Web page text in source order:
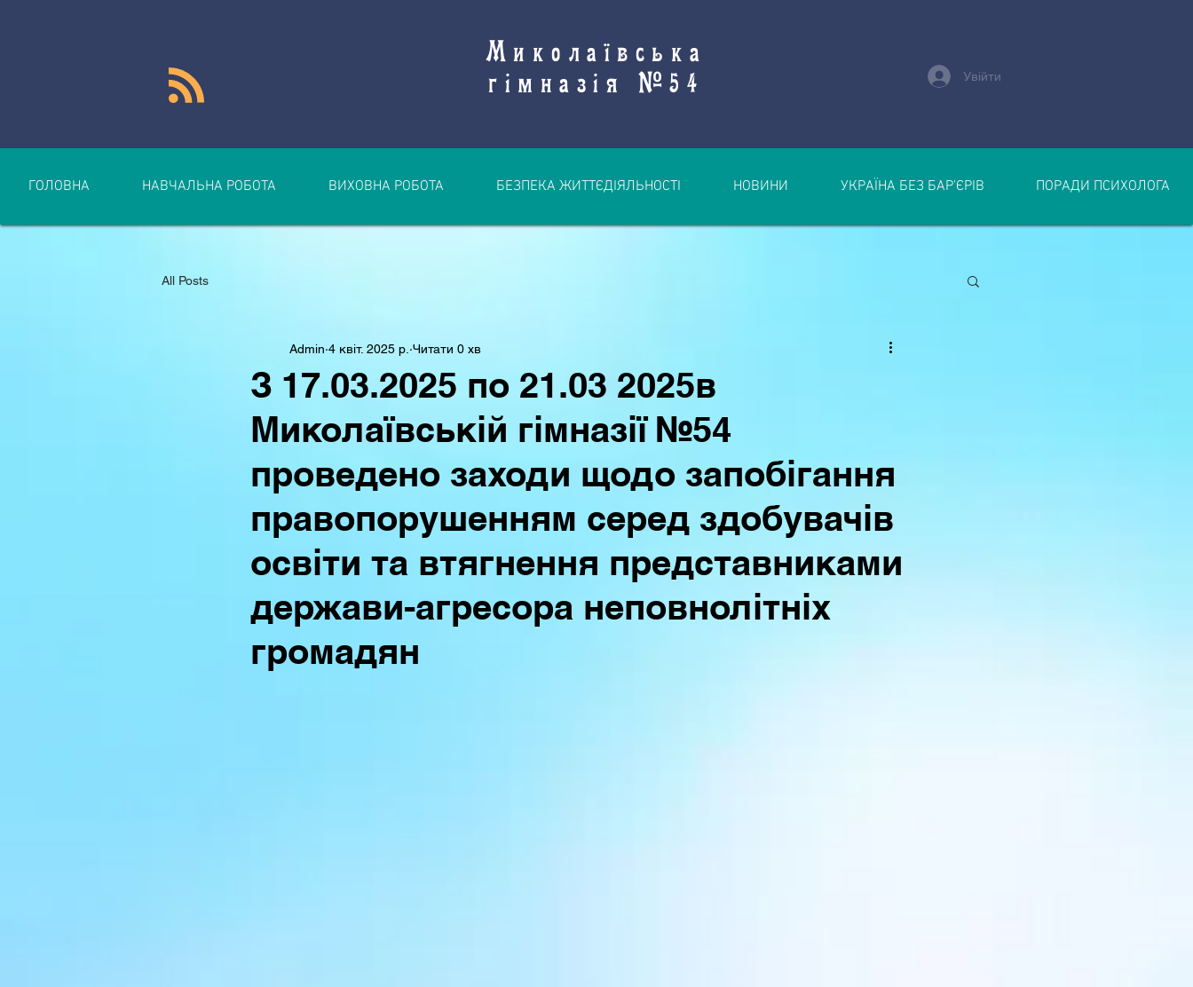
Миколаївська
гімназія №54
Увійти
ГОЛОВНА НАВЧАЛЬНА РОБОТА ВИХОВНА РОБОТА БЕЗПЕКА ЖИТТЄДІЯЛЬНОСТІ НОВИНИ УКРАЇНА БЕЗ БАР’ЄРІВ ПОРАДИ ПСИХОЛОГА
All Posts
З 17.03.2025 по 21.03 2025в
Миколаївській гімназії №54
проведено заходи щодо запобігання
правопорушенням серед здобувачів
освіти та втягнення представниками
держави-агресора неповнолітніх
громадян
Admin 4 квіт. 2025 р. Читати 0 хв